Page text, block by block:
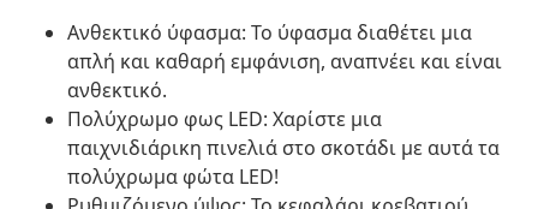
Ανθεκτικό ύφασμα: Το ύφασμα διαθέτει μια
απλή και καθαρή εμφάνιση, αναπνέει και είναι
ανθεκτικό.
Πολύχρωμο φως LED: Χαρίστε μια
παιχνιδιάρικη πινελιά στο σκοτάδι με αυτά τα
πολύχρωμα φώτα LED!